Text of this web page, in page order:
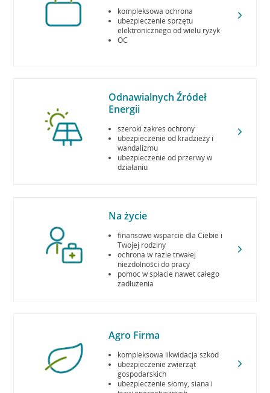
kompleksowa ochrona
ubezpieczenie sprzętu
elektronicznego od wielu ryzyk
OC
Odnawialnych Źródeł
Energii
szeroki zakres ochrony
ubezpieczenie od kradzieży i
wandalizmu
ubezpieczenie od przerwy w
działaniu
Na życie
finansowe wsparcie dla Ciebie i
Twojej rodziny
ochrona w razie trwałej
niezdolności do pracy
pomoc w spłacie nawet całego
zadłużenia
Agro Firma
kompleksowa likwidacja szkód
ubezpieczenie zwierząt
gospodarskich
ubezpieczenie słomy, siana i